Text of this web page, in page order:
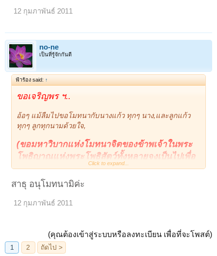
12 กุมภาพันธ์ 2011
no-ne
เป็นที่รู้จักกันดี
ฟ้าร้อง said: ↑
ขอเจริญพร ฯ..
อ้อๆ แม้ลืมไปขอโมทนากับนางแก้ว ทุกๆ นาง,และลูกแก้ว
ทุกๆ ลูกทุกนามด้วยใจ,
(ขอมหาวิบากแห่งโมทนาจิตของข้าพเจ้าในพระ
โพธิญาณแห่งพระโพธิสัตว์ทั้งหลายจงเป็นไปเพื่อ
พระโพธิญาณในอนาคตกาลแห่งข้าพเจ้าอันมีใน
เบื่องหน้าด้วยเทิด ฯ ) เจริญพร ฯ
Click to expand...
สาธุ อนุโมทนามิค่ะ
12 กุมภาพันธ์ 2011
(คุณต้องเข้าสู่ระบบหรือลงทะเบียน เพื่อที่จะโพสต์)